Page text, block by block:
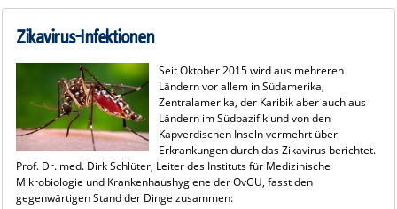
MITGLIEDER
PAPER D. JAHRES
YOUNG ACADEMY
VERANSTALTUNGEN
KONTAKT
Zikavirus-Infektionen
Seit Oktober 2015 wird aus mehreren
Ländern vor allem in Südamerika,
Zentralamerika, der Karibik aber auch aus
Ländern im Südpazifik und von den
Kapverdischen Inseln vermehrt über
Erkrankungen durch das Zikavirus berichtet.
Prof. Dr. med. Dirk Schlüter, Leiter des Instituts für Medizinische
Mikrobiologie und Krankenhaushygiene der OvGU, fasst den
gegenwärtigen Stand der Dinge zusammen: